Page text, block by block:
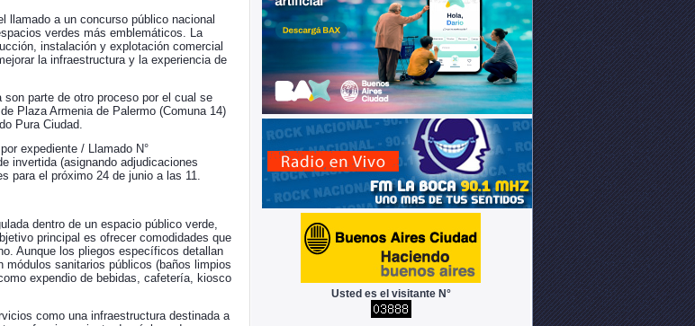
llamado a un concurso público nacional
verdes más emblemáticos. La
instalación y explotación comercial
la infraestructura y la experiencia de
parte de otro proceso por el cual se
Plaza Armenia de Palermo (Comuna 14)
Pura Ciudad.
expediente / Llamado N°
invertida (asignando adjudicaciones
para el próximo 24 de junio a las 11.
dentro de un espacio público verde,
principal es ofrecer comodidades que
Aunque los pliegos específicos detallan
sanitarios públicos (baños limpios
expendio de bebidas, cafetería, kiosco
como una infraestructura destinada a
Usted es el visitante N°